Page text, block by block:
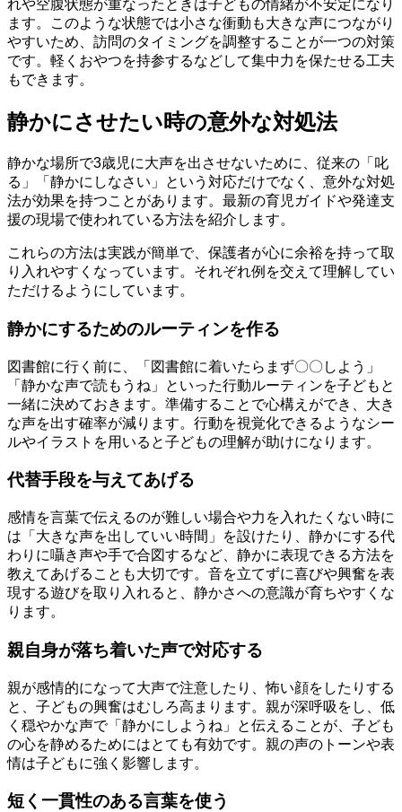
れや空腹状態が重なったときは子どもの情緒が不安定になり
ます。このような状態では小さな衝動も大きな声につながり
やすいため、訪問のタイミングを調整することが一つの対策
です。軽くおやつを持参するなどして集中力を保たせる工夫
もできます。
静かにさせたい時の意外な対処法
静かな場所で3歳児に大声を出させないために、従来の「叱
る」「静かにしなさい」という対応だけでなく、意外な対処
法が効果を持つことがあります。最新の育児ガイドや発達支
援の現場で使われている方法を紹介します。
これらの方法は実践が簡単で、保護者が心に余裕を持って取
り入れやすくなっています。それぞれ例を交えて理解してい
ただけるようにしています。
静かにするためのルーティンを作る
図書館に行く前に、「図書館に着いたらまず〇〇しよう」
「静かな声で読もうね」といった行動ルーティンを子どもと
一緒に決めておきます。準備することで心構えができ、大き
な声を出す確率が減ります。行動を視覚化できるようなシー
ルやイラストを用いると子どもの理解が助けになります。
代替手段を与えてあげる
感情を言葉で伝えるのが難しい場合や力を入れたくない時に
は「大きな声を出していい時間」を設けたり、静かにする代
わりに囁き声や手で合図するなど、静かに表現できる方法を
教えてあげることも大切です。音を立てずに喜びや興奮を表
現する遊びを取り入れると、静かさへの意識が育ちやすくな
ります。
親自身が落ち着いた声で対応する
親が感情的になって大声で注意したり、怖い顔をしたりする
と、子どもの興奮はむしろ高まります。親が深呼吸をし、低
く穏やかな声で「静かにしようね」と伝えることが、子ども
の心を静めるためにはとても有効です。親の声のトーンや表
情は子どもに強く影響します。
短く一貫性のある言葉を使う